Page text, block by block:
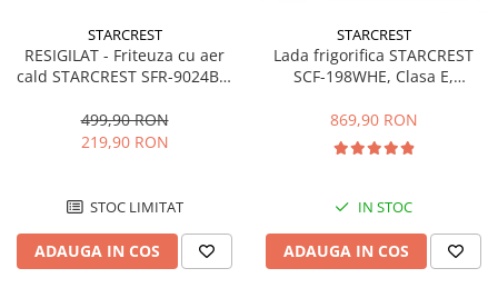
STARCREST
RESIGILAT - Friteuza cu aer
cald STARCREST SFR-9024BK,
Termostat 80 - 200 °C, 12
programe, Negru
499,90 RON
219,90 RON
STOC LIMITAT
ADAUGA IN COS
STARCREST
Lada frigorifica STARCREST
SCF-198WHE, Clasa E,
convertibil - functie frigider,
Termostat reglabil, Alb
869,90 RON
IN STOC
ADAUGA IN COS